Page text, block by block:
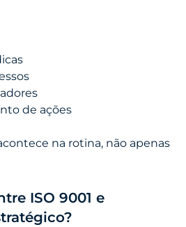
de ações
na rotina, não apenas
ISO 9001 e